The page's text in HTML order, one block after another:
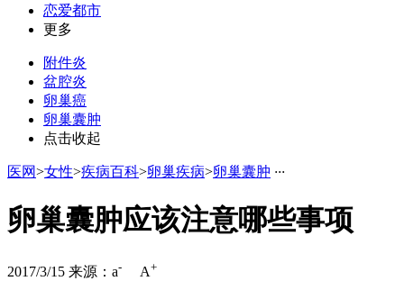
恋爱都市
更多
附件炎
盆腔炎
卵巢癌
卵巢囊肿
点击收起
医网>女性>疾病百科>卵巢疾病>卵巢囊肿 ···
卵巢囊肿应该注意哪些事项
2017/3/15 来源： a- A+